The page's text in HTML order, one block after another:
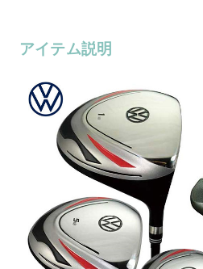
アイテム説明